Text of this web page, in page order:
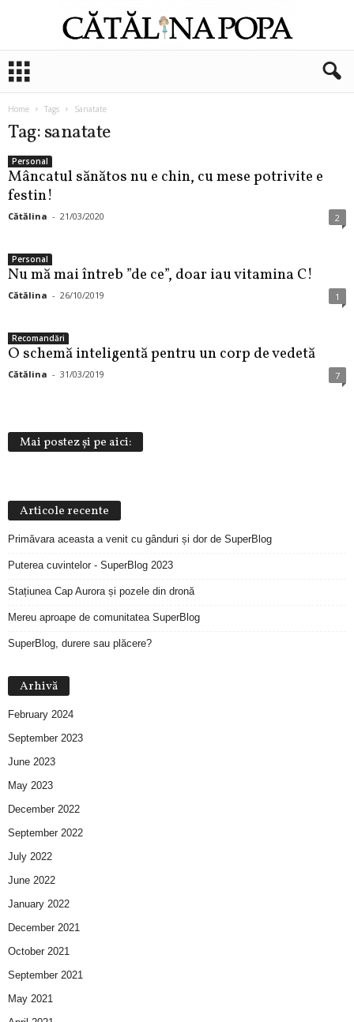
t
Home Tags Sanatate
Tag: sanatate
Personal
Mâncatul sănătos nu e chin, cu mese potrivite e
festin!
Cătălina - 21/03/2020 2
Personal
Nu mă mai întreb ”de ce”, doar iau vitamina C!
Cătălina - 26/10/2019 1
Recomandări
O schemă inteligentă pentru un corp de vedetă
Cătălina - 31/03/2019 7
Mai postez și pe aici:
Articole recente
Primăvara aceasta a venit cu gânduri și dor de SuperBlog
Puterea cuvintelor - SuperBlog 2023
Stațiunea Cap Aurora și pozele din dronă
Mereu aproape de comunitatea SuperBlog
SuperBlog, durere sau plăcere?
Arhivă
February 2024
September 2023
June 2023
May 2023
December 2022
September 2022
July 2022
June 2022
January 2022
December 2021
October 2021
September 2021
May 2021